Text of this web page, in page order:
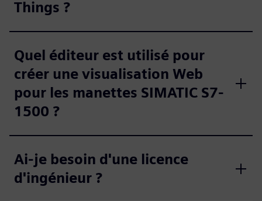
Things ?
Quel éditeur est utilisé pour
créer une visualisation Web
pour les manettes SIMATIC S7-
1500 ?
Ai-je besoin d'une licence
d'ingénieur ?